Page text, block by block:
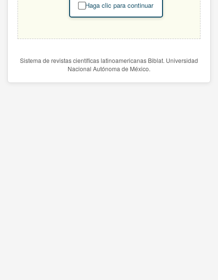
Haga clic para continuar
Sistema de revistas científicas latinoamericanas Biblat. Universidad
Nacional Autónoma de México.